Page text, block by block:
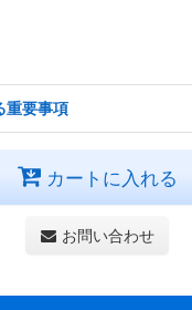
重要事項
カートに入れる
お問い合わせ